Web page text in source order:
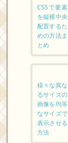
CSSで要素
を縦横中央
配置するた
めの方法ま
とめ
様々な異な
るサイズの
画像を均等
なサイズで
表示させる
方法